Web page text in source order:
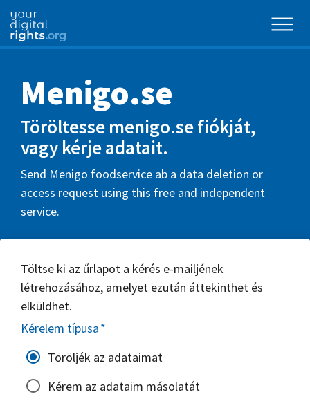
Menigo.se
Töröltesse menigo.se fiókját,
vagy kérje adatait.
Send Menigo foodservice ab a data deletion or
access request using this free and independent
service.
Töltse ki az űrlapot a kérés e-mailjének
létrehozásához, amelyet ezután áttekinthet és
elküldhet.
Kérelem típusa*
Töröljék az adataimat
Kérem az adataim másolatát